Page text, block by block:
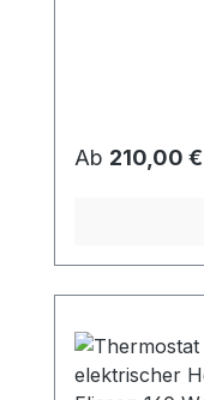
Regulärer
Ab 210,00 €